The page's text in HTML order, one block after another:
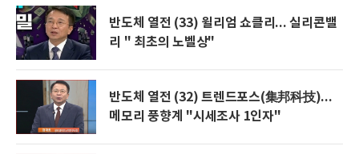
반도체 열전 (33) 윌리엄 쇼클리... 실리콘밸
리 " 최초의 노벨상"
반도체 열전 (32) 트렌드포스(集邦科技)...
메모리 풍향계 "시세조사 1인자"